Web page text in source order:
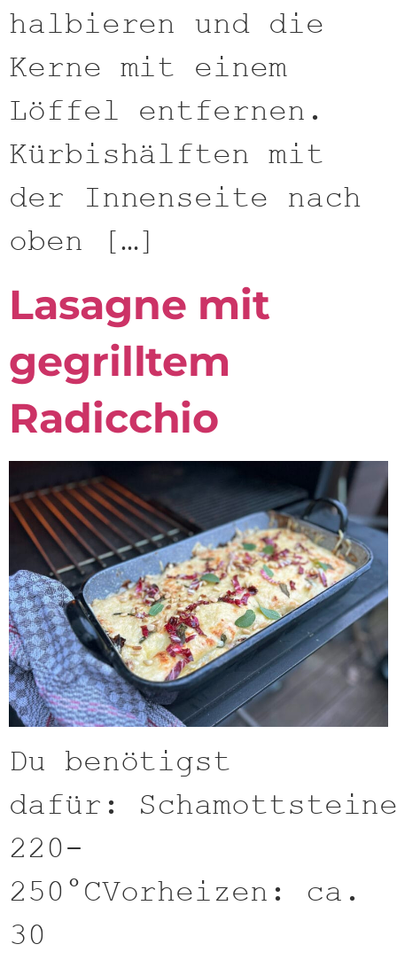
halbieren und die
Kerne mit einem
Löffel entfernen.
Kürbishälften mit
der Innenseite nach
oben […]
Lasagne mit
gegrilltem
Radicchio
Du benötigst
dafür:
220-
250°CVorheizen: ca.
30